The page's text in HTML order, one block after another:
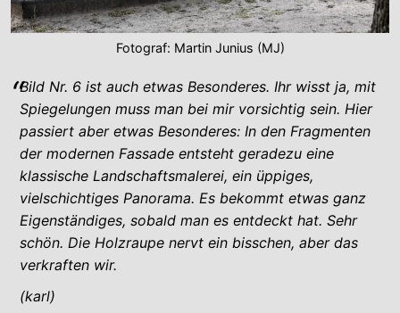
Fotograf: Martin Junius (MJ)
Bild Nr. 6 ist auch etwas Besonderes. Ihr wisst ja, mit
Spiegelungen muss man bei mir vorsichtig sein. Hier
passiert aber etwas Besonderes: In den Fragmenten
der modernen Fassade entsteht geradezu eine
klassische Landschaftsmalerei, ein üppiges,
vielschichtiges Panorama. Es bekommt etwas ganz
Eigenständiges, sobald man es entdeckt hat. Sehr
schön. Die Holzraupe nervt ein bisschen, aber das
verkraften wir.
(karl)